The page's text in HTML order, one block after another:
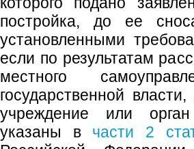
постройка, до ее
установленными
если по результатам
местного
государственной
учреждение или
указаны в части 2